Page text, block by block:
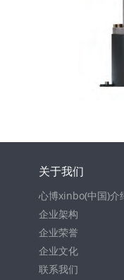
关于我们
心博xinbo(中国)介
企业架构
企业荣誉
企业文化
联系我们